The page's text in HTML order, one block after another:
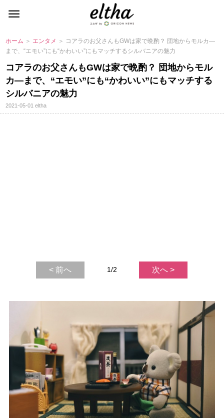
ホーム ＞ エンタメ ＞ コアラのお父さんもGWは家で晩酌？ 団地からモルカ―
まで、“エモい”にも“かわいい”にもマッチするシルバニアの魅力
コアラのお父さんもGWは家で晩酌？ 団地からモル
カ―まで、“エモい”にも“かわいい”にもマッチする
シルバニアの魅力
2021-05-01eltha
< 前へ 1/2 次へ >